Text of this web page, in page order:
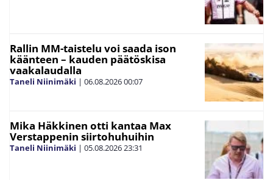
Rallin MM-taistelu voi saada ison
käänteen – kauden päätöskisa
vaakalaudalla
Taneli Niinimäki | 06.08.202600:07
Mika Häkkinen otti kantaa Max
Verstappenin siirtohuhuihin
Taneli Niinimäki | 05.08.202623:31